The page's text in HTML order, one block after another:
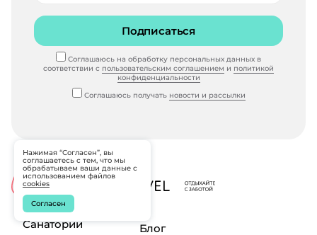
Подписаться
Соглашаюсь на обработку персональных данных в
соответствии с пользовательским соглашением и политикой
конфиденциальности
Соглашаюсь получать новости и рассылки
Санатории Блог
Нажимая “Согласен”, вы
соглашаетесь с тем, что мы
обрабатываем ваши данные с
использованием файлов
cookies
Согласен